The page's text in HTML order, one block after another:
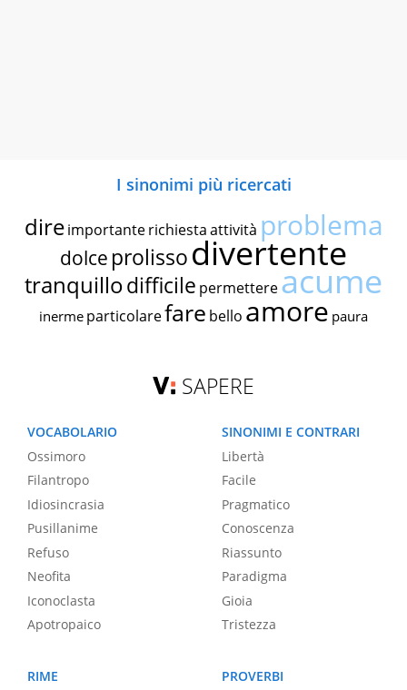
I sinonimi più ricercati
dire importante richiestaattività problema
dolce prolissodivertente
tranquillodifficile permettereacume
inerme particolarefare bello amore paura
SAPERE
VOCABOLARIO
Ossimoro
Filantropo
Idiosincrasia
Pusillanime
Refuso
Neofita
Iconoclasta
Apotropaico
SINONIMI E CONTRARI
Libertà
Facile
Pragmatico
Conoscenza
Riassunto
Paradigma
Gioia
Tristezza
RIME
PROVERBI